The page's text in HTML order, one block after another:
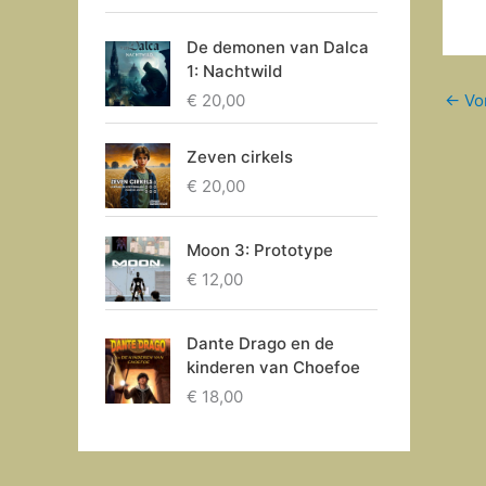
De demonen van Dalca
1: Nachtwild
€ 20,00
Zeven cirkels
€ 20,00
Moon 3: Prototype
€ 12,00
Dante Drago en de
kinderen van Choefoe
€ 18,00
←